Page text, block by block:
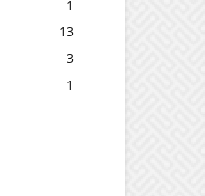
1
13
3
1